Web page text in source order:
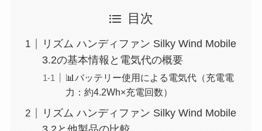
目次
リズム ハンディファン Silky Wind Mobile
3.2の基本情報と電気代の概要
📊バッテリー使用による電気代（充電電
力：約4.2Wh×充電回数）
リズム ハンディファン Silky Wind Mobile